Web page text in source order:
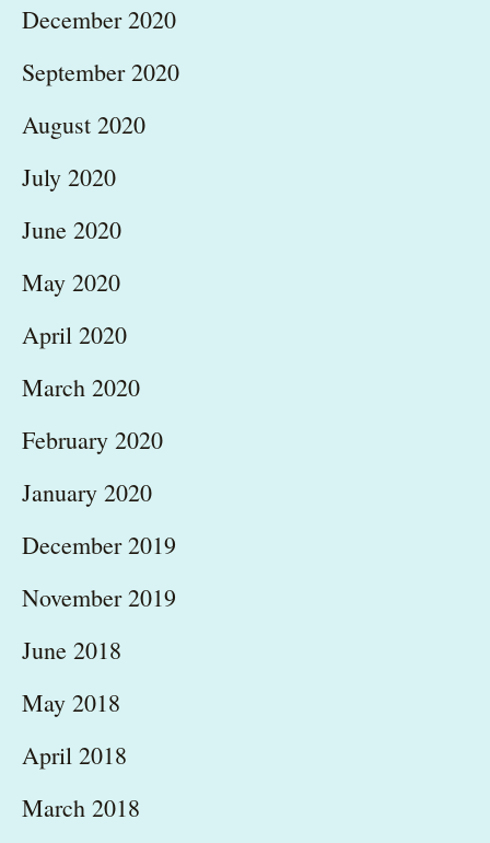
December 2020
September 2020
August 2020
July 2020
June 2020
May 2020
April 2020
March 2020
February 2020
January 2020
December 2019
November 2019
June 2018
May 2018
April 2018
March 2018